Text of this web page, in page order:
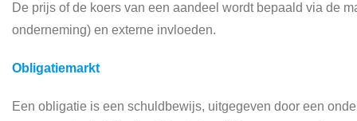
De prijs of de koers van een aandeel wordt bepaald via de
onderneming) en externe invloeden.
Obligatiemarkt
Een obligatie is een schuldbewijs, uitgegeven door een